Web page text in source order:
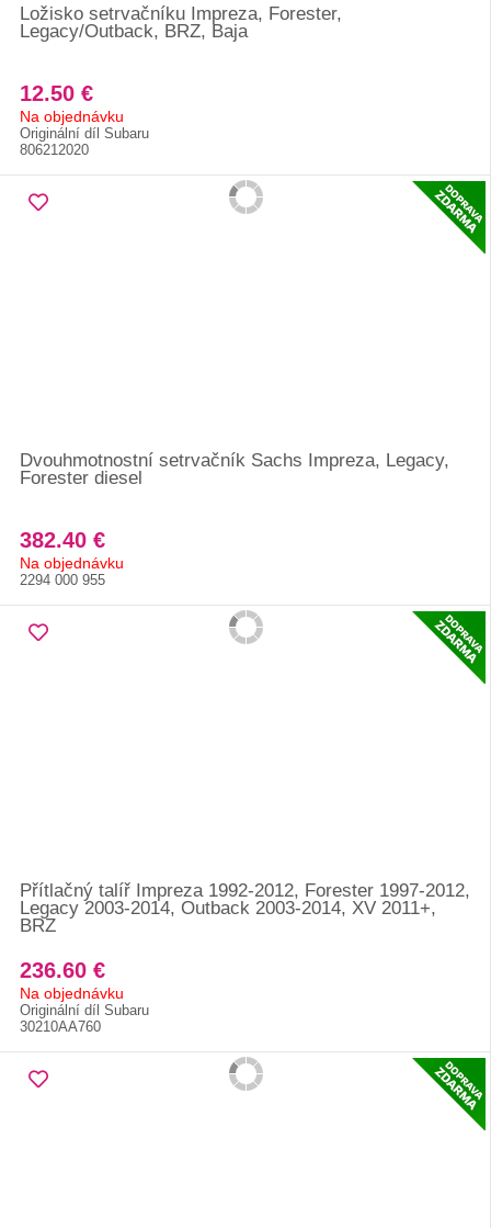
Ložisko setrvačníku Impreza, Forester,
Legacy/Outback, BRZ, Baja
12.50 €
Na objednávku
Originální díl Subaru
806212020
Dvouhmotnostní setrvačník Sachs Impreza, Legacy,
Forester diesel
382.40 €
Na objednávku
2294 000 955
Přítlačný talíř Impreza 1992-2012, Forester 1997-2012,
Legacy 2003-2014, Outback 2003-2014, XV 2011+,
BRZ
236.60 €
Na objednávku
Originální díl Subaru
30210AA760